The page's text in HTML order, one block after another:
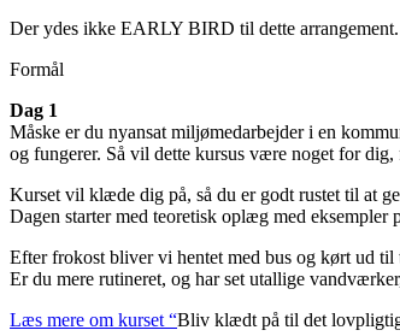
Der ydes ikke EARLY BIRD til dette arrangement.
Formål
Dag 1
Måske er du nyansat miljømedarbejder i en
og fungerer. Så vil dette kursus være noget for
Kurset vil klæde dig på, så du er godt rustet til at
Dagen starter med teoretisk oplæg med
Efter frokost bliver vi hentet med bus og kørt ud
Er du mere rutineret, og har set utallige
Læs mere om kurset “Bliv klædt på til det